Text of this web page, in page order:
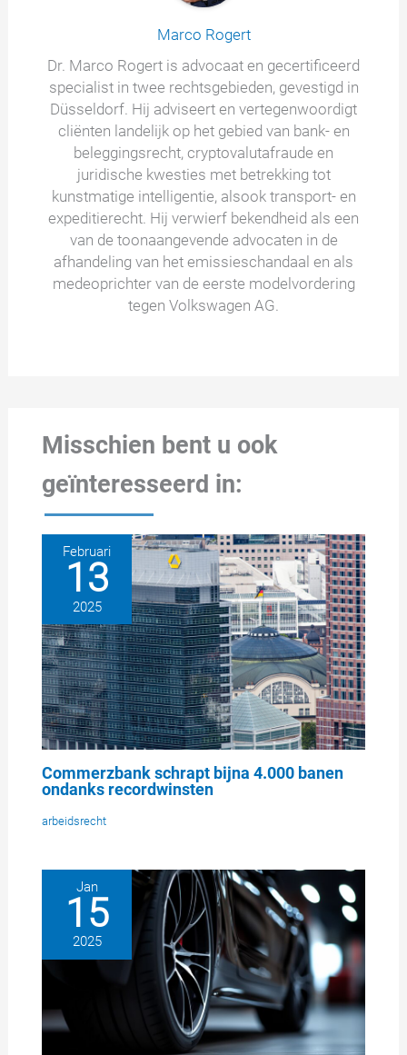
Marco Rogert
Dr. Marco Rogert is advocaat en gecertificeerd
specialist in twee rechtsgebieden, gevestigd in
Düsseldorf. Hij adviseert en vertegenwoordigt
cliënten landelijk op het gebied van bank- en
beleggingsrecht, cryptovalutafraude en
juridische kwesties met betrekking tot
kunstmatige intelligentie, alsook transport- en
expeditierecht. Hij verwierf bekendheid als een
van de toonaangevende advocaten in de
afhandeling van het emissieschandaal en als
medeoprichter van de eerste modelvordering
tegen Volkswagen AG.
Misschien bent u ook
geïnteresseerd in:
Februari
13
2025
Commerzbank schrapt bijna 4.000 banen
ondanks recordwinsten
arbeidsrecht
Jan
15
2025